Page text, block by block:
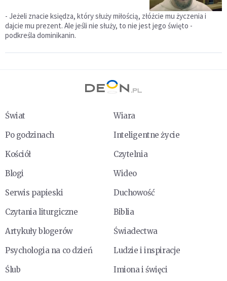
- Jeżeli znacie księdza, który służy miłością, złóżcie mu życzenia i
dajcie mu prezent. Ale jeśli nie służy, to nie jest jego święto -
podkreśla dominikanin.
Świat
Wiara
Po godzinach
Inteligentne życie
Kościół
Czytelnia
Blogi
Wideo
Serwis papieski
Duchowość
Czytania liturgiczne
Biblia
Artykuły blogerów
Świadectwa
Psychologia na co dzień
Ludzie i inspiracje
Ślub
Imiona i święci